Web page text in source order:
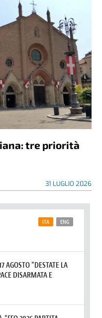
tre priorità
31 LUGLIO 2026